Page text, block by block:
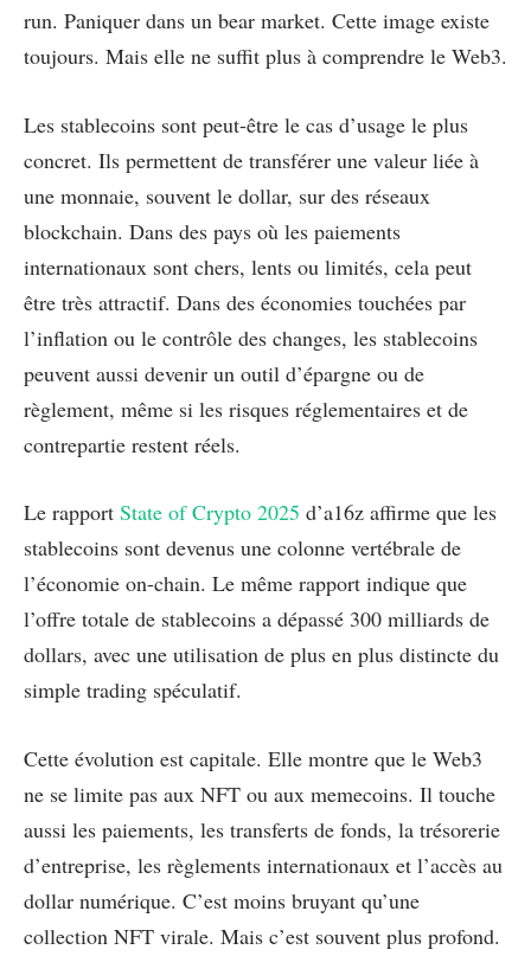
run. Paniquer dans un bear market. Cette image existe
toujours. Mais elle ne suffit plus à comprendre le Web3.
Les stablecoins sont peut-être le cas d’usage le plus
concret. Ils permettent de transférer une valeur liée à
une monnaie, souvent le dollar, sur des réseaux
blockchain. Dans des pays où les paiements
internationaux sont chers, lents ou limités, cela peut
être très attractif. Dans des économies touchées par
l’inflation ou le contrôle des changes, les stablecoins
peuvent aussi devenir un outil d’épargne ou de
règlement, même si les risques réglementaires et de
contrepartie restent réels.
Le rapport State of Crypto 2025 d’a16z affirme que les
stablecoins sont devenus une colonne vertébrale de
l’économie on-chain. Le même rapport indique que
l’offre totale de stablecoins a dépassé 300 milliards de
dollars, avec une utilisation de plus en plus distincte du
simple trading spéculatif.
Cette évolution est capitale. Elle montre que le Web3
ne se limite pas aux NFT ou aux memecoins. Il touche
aussi les paiements, les transferts de fonds, la trésorerie
d’entreprise, les règlements internationaux et l’accès au
dollar numérique. C’est moins bruyant qu’une
collection NFT virale. Mais c’est souvent plus profond.